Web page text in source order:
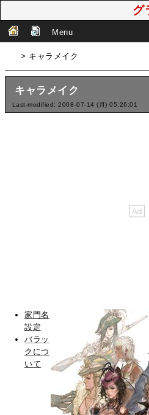
グ
Menu
> キャラメイク
キャラメイク
Last-modified: 2008-07-14 (月) 05:26:01
家門名
設定
バラッ
クにつ
いて